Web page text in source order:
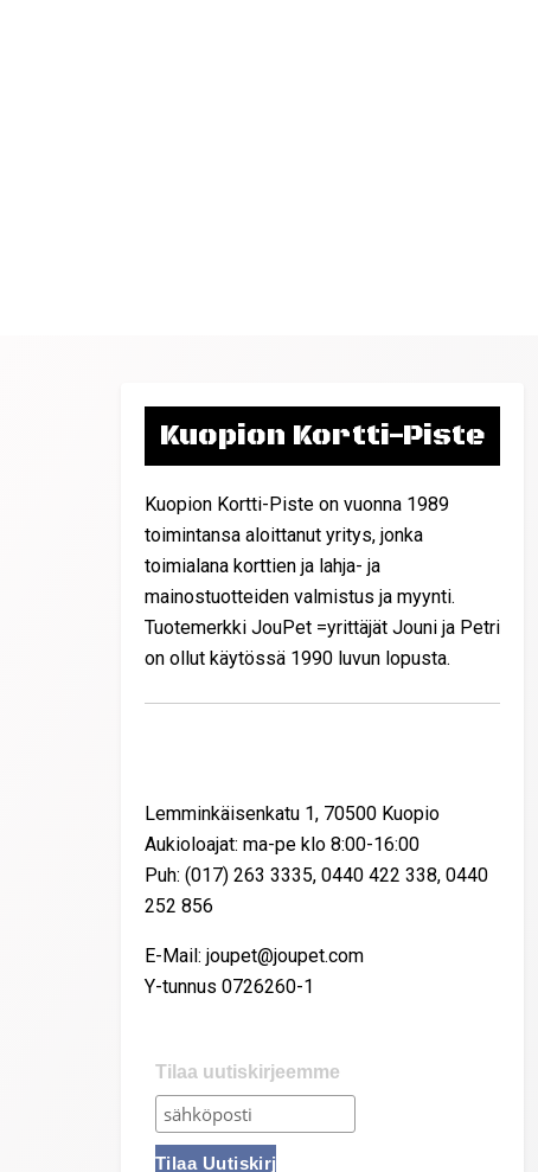
Kuopion Kortti-Piste
Kuopion Kortti-Piste on vuonna 1989
toimintansa aloittanut yritys, jonka
toimialana korttien ja lahja- ja
mainostuotteiden valmistus ja myynti.
Tuotemerkki JouPet =yrittäjät Jouni ja Petri
on ollut käytössä 1990 luvun lopusta.
Lemminkäisenkatu 1, 70500 Kuopio
Aukioloajat: ma-pe klo 8:00-16:00
Puh: (017) 263 3335, 0440 422 338, 0440
252 856
E-Mail: joupet@joupet.com
Y-tunnus 0726260-1
Tilaa uutiskirjeemme